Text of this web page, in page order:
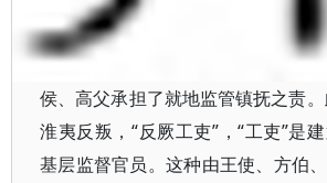
侯、高父承担了就地监管镇抚之责
淮夷反叛，“反厥工吏”，“工吏”是
基层监督官员。这种由王使、方伯